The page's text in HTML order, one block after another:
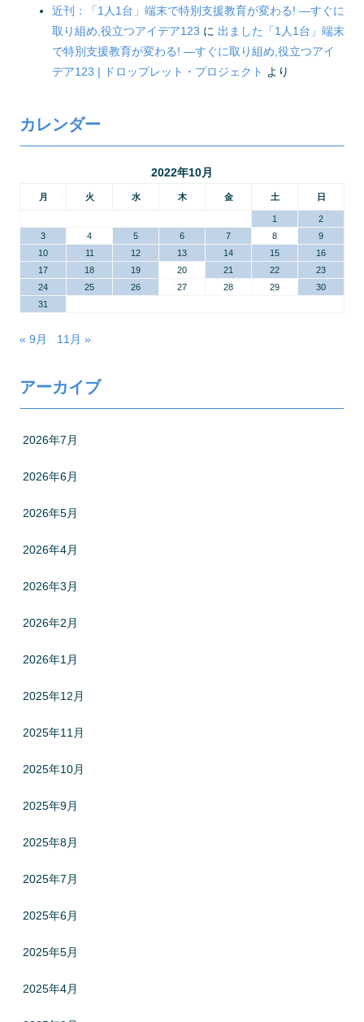
近刊：「1人1台」端末で特別支援教育が変わる! ―すぐに
取り組め,役立つアイデア123 に 出ました「1人1台」端末
で特別支援教育が変わる! ―すぐに取り組め,役立つアイ
デア123 | ドロップレット・プロジェクト より
カレンダー
2022年10月
月 火 水 木 金 土 日
1
2
3
4 5 6 7 8
9
10
11 12 13 14 15
16
17
18 19 20 21 22
23
24
25 26 27 28 29
30
31
« 9月 11月 »
アーカイブ
2026年7月
2026年6月
2026年5月
2026年4月
2026年3月
2026年2月
2026年1月
2025年12月
2025年11月
2025年10月
2025年9月
2025年8月
2025年7月
2025年6月
2025年5月
2025年4月